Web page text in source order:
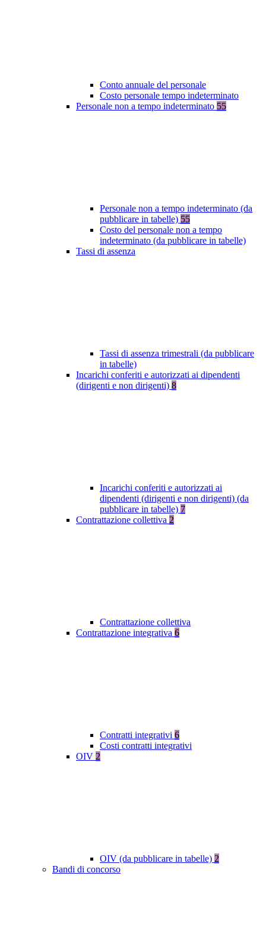
Conto annuale del personale
Costo personale tempo indeterminato
Personale non a tempo indeterminato 55
Personale non a tempo indeterminato (da
pubblicare in tabelle) 55
Costo del personale non a tempo
indeterminato (da pubblicare in tabelle)
Tassi di assenza
Tassi di assenza trimestrali (da pubblicare
in tabelle)
Incarichi conferiti e autorizzati ai dipendenti
(dirigenti e non dirigenti) 8
Incarichi conferiti e autorizzati ai
dipendenti (dirigenti e non dirigenti) (da
pubblicare in tabelle) 7
Contrattazione collettiva 2
Contrattazione collettiva
Contrattazione integrativa 6
Contratti integrativi 6
Costi contratti integrativi
OIV 2
OIV (da pubblicare in tabelle) 2
Bandi di concorso